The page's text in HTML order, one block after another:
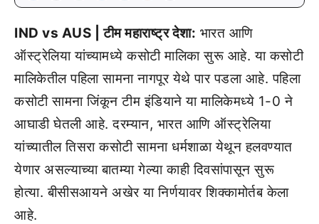
IND vs AUS | टीम महाराष्ट्र देशा: भारत आणि
ऑस्ट्रेलिया यांच्यामध्ये कसोटी मालिका सुरू आहे. या कसोटी
मालिकेतील पहिला सामना नागपूर येथे पार पडला आहे. पहिला
कसोटी सामना जिंकून टीम इंडियाने या मालिकेमध्ये 1-0 ने
आघाडी घेतली आहे. दरम्यान, भारत आणि ऑस्ट्रेलिया
यांच्यातील तिसरा कसोटी सामना धर्मशाळा येथून हलवण्यात
येणार असल्याच्या बातम्या गेल्या काही दिवसांपासून सुरू
होत्या. बीसीसआयने अखेर या निर्णयावर शिक्कामोर्तब केला
आहे.